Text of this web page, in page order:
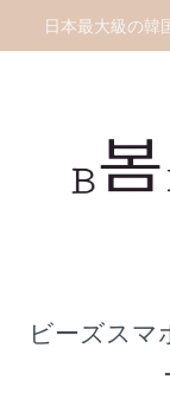
日本最大級の韓
ビーズス